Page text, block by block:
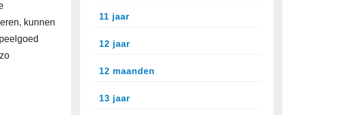
kunnen
11 jaar
12 jaar
12 maanden
13 jaar